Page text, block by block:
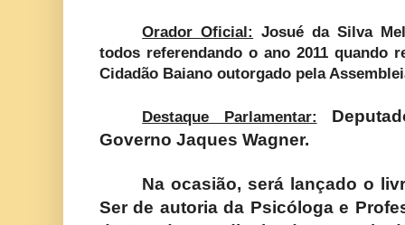
Orador Oficial: Josué da Silva
todos referendando o ano 2011 quando
Cidadão Baiano outorgado pela
Destaque Parlamentar:
Governo Jaques Wagner.
Na ocasião, será lançado o
Ser de autoria da Psicóloga e